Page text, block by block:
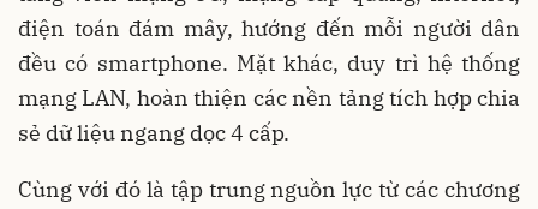
điện toán đám mây, hướng đến mỗi người dân
đều có smartphone. Mặt khác, duy trì hệ thống
mạng LAN, hoàn thiện các nền tảng tích hợp chia
sẻ dữ liệu ngang dọc 4 cấp.
Cùng với đó là tập trung nguồn lực từ các chương